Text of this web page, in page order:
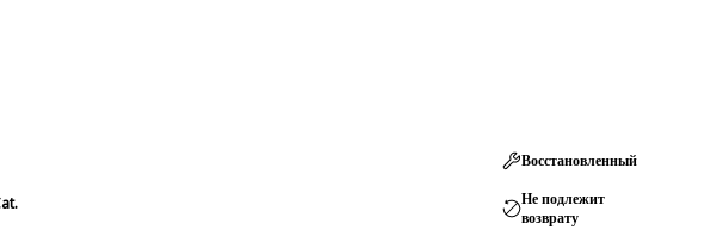
Восстановленный
Не подлежит
возврату